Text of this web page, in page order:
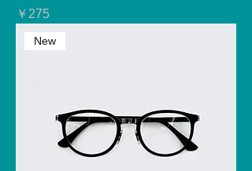
価格
￥275
New